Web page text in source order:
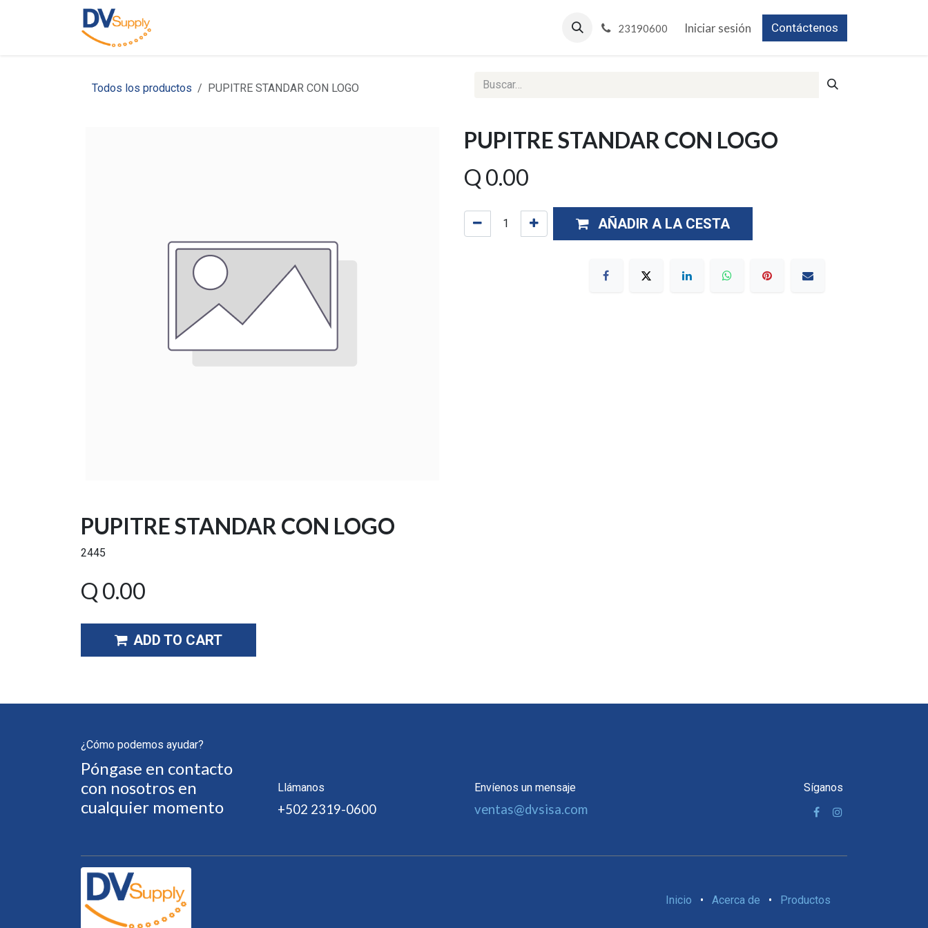
Reportes Web 23190600 Iniciar sesión Contáctenos
Todos los productos PUPITRE STANDAR CON LOGO
PUPITRE STANDAR CON LOGO
Q 0.00
AÑADIR A LA CESTA
PUPITRE STANDAR CON LOGO
2445
Q 0.00
ADD TO CART
¿Cómo podemos ayudar?
Póngase en contacto
con nosotros en
cualquier momento
Llámanos
+502 2319-0600
Envíenos un mensaje
ventas@dvsisa.com
Síganos
Inicio • Acerca de • Productos